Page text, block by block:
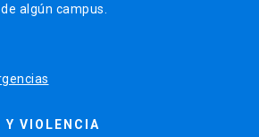
algún campus.
Y VIOLENCIA